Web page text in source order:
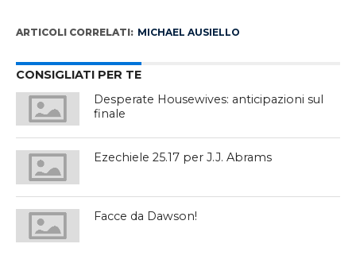
ARTICOLI CORRELATI: MICHAEL AUSIELLO
CONSIGLIATI PER TE
Desperate Housewives: anticipazioni sul
finale
Ezechiele 25.17 per J.J. Abrams
Facce da Dawson!